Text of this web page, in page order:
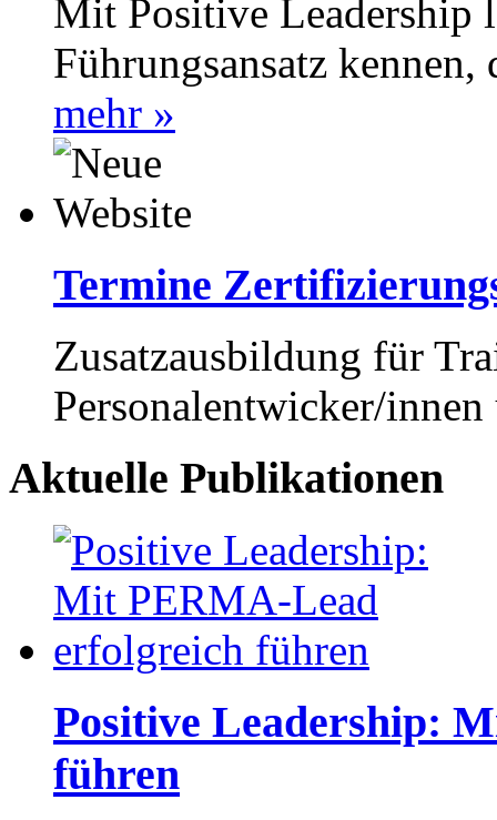
Mit Positive Leadership
Führungsansatz
mehr »
Termine
Zusatzausbildung für
Personalentwicker/
Aktuelle Publikationen
Positive Leadership:
führen